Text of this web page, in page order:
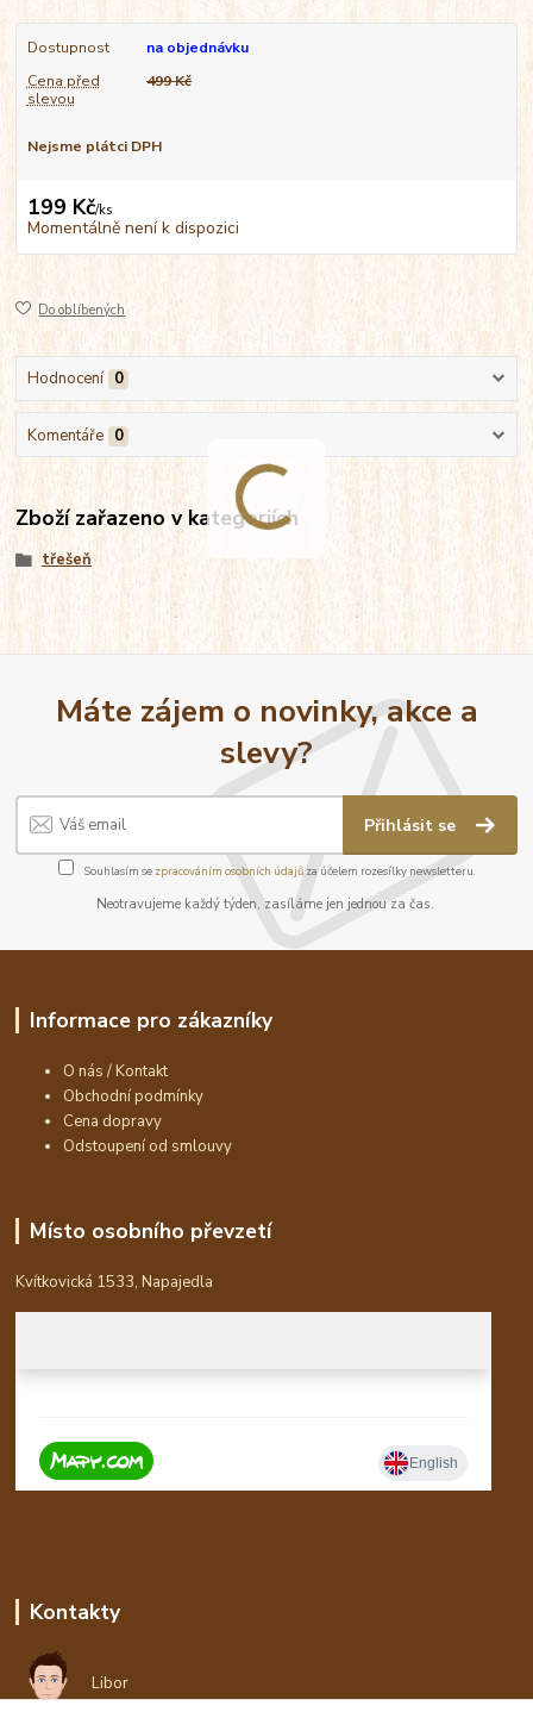
Dostupnost
na objednávku
Cena před
slevou
499 Kč
Nejsme plátci DPH
199 Kč/ks
Momentálně není k dispozici
Do oblíbených
Hodnocení 0
Komentáře 0
Zboží zařazeno v kategoriích
třešeň
Máte zájem o novinky, akce a
slevy?
Přihlásit se
Souhlasím se zpracováním osobních údajůza účelem rozesílky newsletteru.
Neotravujeme každý týden, zasíláme jen jednou za čas.
Informace pro zákazníky
O nás / Kontakt
Obchodní podmínky
Cena dopravy
Odstoupení od smlouvy
Místo osobního převzetí
Kvítkovická 1533, Napajedla
Kontakty
Libor